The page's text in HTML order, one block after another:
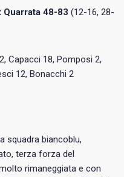
Quarrata 48-83 (12-16, 28-
Capacci 18, Pomposi 2,
12, Bonacchi 2
squadra biancoblu,
terza forza del
rimaneggiata e con